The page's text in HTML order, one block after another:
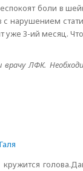
боли в
нарушением
уже 3-ий месяц.
врачу ЛФК.
кружится